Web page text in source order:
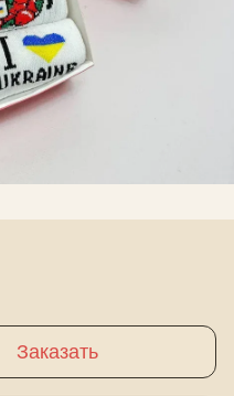
Заказать